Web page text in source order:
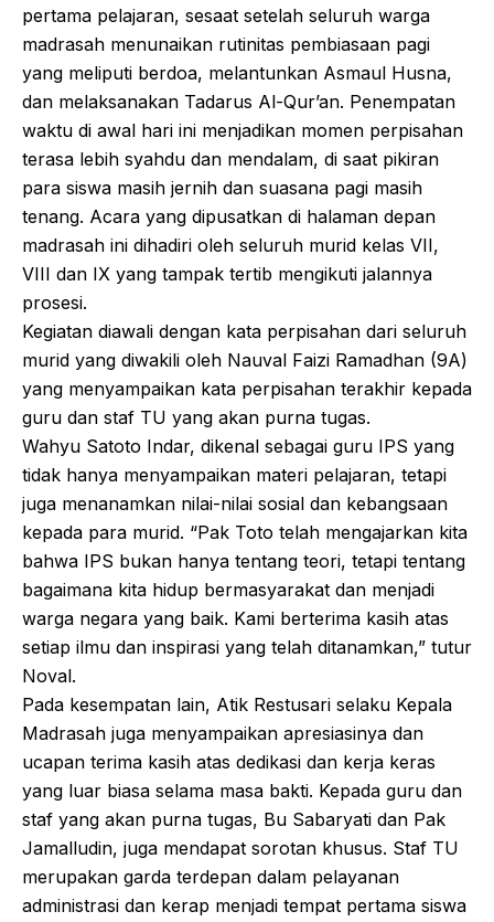
pertama pelajaran, sesaat setelah seluruh warga
madrasah menunaikan rutinitas pembiasaan pagi
yang meliputi berdoa, melantunkan Asmaul Husna,
dan melaksanakan Tadarus Al-Qur’an. Penempatan
waktu di awal hari ini menjadikan momen perpisahan
terasa lebih syahdu dan mendalam, di saat pikiran
para siswa masih jernih dan suasana pagi masih
tenang. Acara yang dipusatkan di halaman depan
madrasah ini dihadiri oleh seluruh murid kelas VII,
VIII dan IX yang tampak tertib mengikuti jalannya
prosesi.
Kegiatan diawali dengan kata perpisahan dari seluruh
murid yang diwakili oleh Nauval Faizi Ramadhan (9A)
yang menyampaikan kata perpisahan terakhir kepada
guru dan staf TU yang akan purna tugas.
Wahyu Satoto Indar, dikenal sebagai guru IPS yang
tidak hanya menyampaikan materi pelajaran, tetapi
juga menanamkan nilai-nilai sosial dan kebangsaan
kepada para murid. “Pak Toto telah mengajarkan kita
bahwa IPS bukan hanya tentang teori, tetapi tentang
bagaimana kita hidup bermasyarakat dan menjadi
warga negara yang baik. Kami berterima kasih atas
setiap ilmu dan inspirasi yang telah ditanamkan,” tutur
Noval.
Pada kesempatan lain, Atik Restusari selaku Kepala
Madrasah juga menyampaikan apresiasinya dan
ucapan terima kasih atas dedikasi dan kerja keras
yang luar biasa selama masa bakti. Kepada guru dan
staf yang akan purna tugas, Bu Sabaryati dan Pak
Jamalludin, juga mendapat sorotan khusus. Staf TU
merupakan garda terdepan dalam pelayanan
administrasi dan kerap menjadi tempat pertama siswa